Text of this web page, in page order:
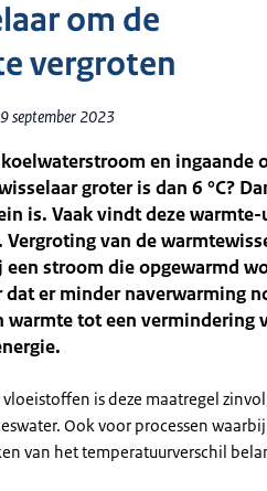
om de
vergroten
september 2023
en ingaande
groter is dan 6 °C?
is. Vaak vindt deze
van de
stroom die opgewarmd
er minder naverwarming
warmte tot een vermindering
is deze maatregel
Ook voor processen
van het temperatuurverschil